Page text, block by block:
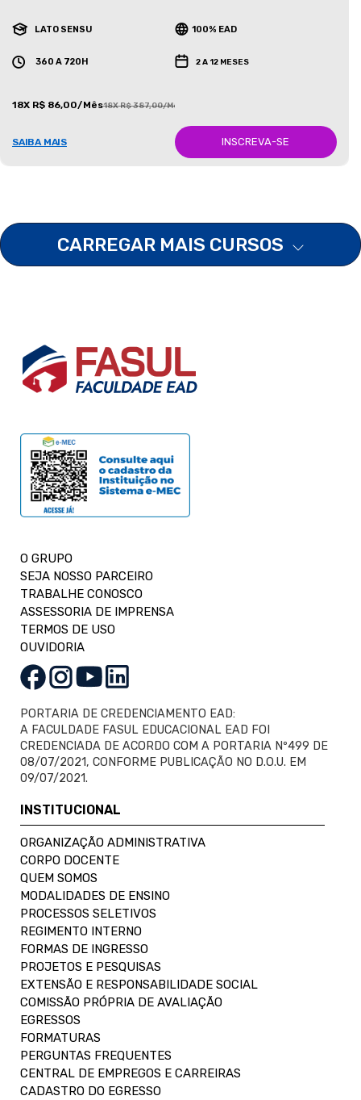
LATO SENSU 100% EAD
360 A 720H 2 A 12 MESES
18X R$ 86,00/Mês18X R$ 387,00/Mês
SAIBA MAIS INSCREVA-SE
CARREGAR MAIS CURSOS
O GRUPO
SEJA NOSSO PARCEIRO
TRABALHE CONOSCO
ASSESSORIA DE IMPRENSA
TERMOS DE USO
OUVIDORIA
PORTARIA DE CREDENCIAMENTO EAD:
A FACULDADE FASUL EDUCACIONAL EAD FOI
CREDENCIADA DE ACORDO COM A PORTARIA Nº499 DE
08/07/2021, CONFORME PUBLICAÇÃO NO D.O.U. EM
09/07/2021.
INSTITUCIONAL
ORGANIZAÇÃO ADMINISTRATIVA
CORPO DOCENTE
QUEM SOMOS
MODALIDADES DE ENSINO
PROCESSOS SELETIVOS
REGIMENTO INTERNO
FORMAS DE INGRESSO
PROJETOS E PESQUISAS
EXTENSÃO E RESPONSABILIDADE SOCIAL
COMISSÃO PRÓPRIA DE AVALIAÇÃO
EGRESSOS
FORMATURAS
PERGUNTAS FREQUENTES
CENTRAL DE EMPREGOS E CARREIRAS
CADASTRO DO EGRESSO